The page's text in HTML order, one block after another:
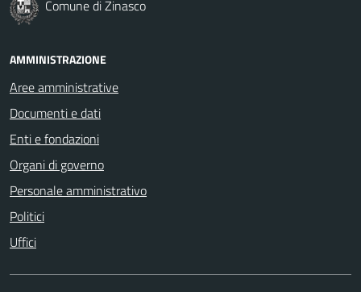
Comune di Zinasco
AMMINISTRAZIONE
Aree amministrative
Documenti e dati
Enti e fondazioni
Organi di governo
Personale amministrativo
Politici
Uffici